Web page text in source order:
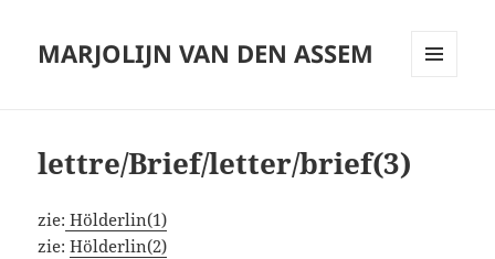
MARJOLIJN VAN DEN ASSEM
lettre/Brief/letter/brief(3)
zie: Hölderlin(1)
zie:Hölderlin(2)